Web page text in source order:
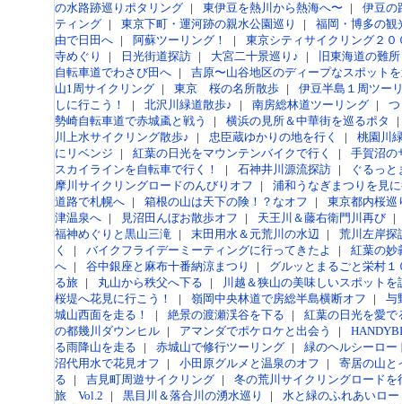
の水路跡巡りポタリング | 東伊豆を熱川から熱海へ〜 |
伊豆の
ティング | 東京下町・運河跡の親水公園巡り |
福岡・博多の観
由で日田へ | 阿蘇ツーリング！ |
東京シティサイクリング２０
寺めぐり
| 日光街道探訪 | 大宮二十景巡り♪ |
旧東海道の難
自転車道でわさび田へ |
吉原〜山谷地区のディープなスポット
山1周サイクリング | 東京 桜の名所散歩 |
伊豆半島１周ツー
しに行こう！
| 北沢川緑道散歩♪ | 南房総林道ツーリング |
勢崎自転車道で赤城颪と戦う
| 横浜の見所＆中華街を巡るポタ
|
川上水サイクリング散歩♪
| 忠臣蔵ゆかりの地を行く |
桃園川
にリベンジ
| 紅葉の日光をマウンテンバイクで行く |
手賀沼の
スカイラインを自転車で行く！
| 石神井川源流探訪 |
ぐるっ
摩川サイクリングロードのんびりオフ
|
浦和うなぎまつりを見
道路で札幌へ | 箱根の山は天下の険！？なオフ |
東京都内桜巡
津温泉へ | 見沼田んぼお散歩オフ | 天王川＆藤右衛門川再び |
福神めぐりと黒山三滝 | 末田用水＆元荒川の水辺 |
荒川左岸探
く
| バイクフライデーミーティングに行ってきたよ |
紅葉の妙
へ | 谷中銀座と麻布十番納涼まつり |
グルッとまるごと栄村
る旅 | 丸山から秩父へ下る |
川越＆狭山の美味しいスポットを
桜堤へ花見に行こう！
| 嶺岡中央林道で房総半島横断オフ |
与
城山西面を走る！
| 絶景の渡瀬渓谷を下る |
紅葉の日光を愛で
の都幾川ダウンヒル | アマンダでポケロケと出会う |
る雨降山を走る
| 赤城山で修行ツーリング |
緑のヘルシーロー
沼代用水で花見オフ
| 小田原グルメと温泉のオフ |
寄居の山と
る
| 吉見町周遊サイクリング |
冬の荒川サイクリングロードを
旅 Vol.2
| 黒目川＆落合川の湧水巡り |
水と緑のふれあいロ